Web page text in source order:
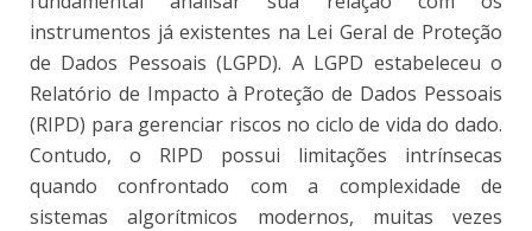
instrumentos já existentes na Lei Geral de Proteção
de Dados Pessoais (LGPD). A LGPD estabeleceu o
Relatório de Impacto à Proteção de Dados Pessoais
(RIPD) para gerenciar riscos no ciclo de vida do dado.
Contudo, o RIPD possui limitações intrínsecas
quando confrontado com a complexidade de
sistemas algorítmicos modernos, muitas vezes